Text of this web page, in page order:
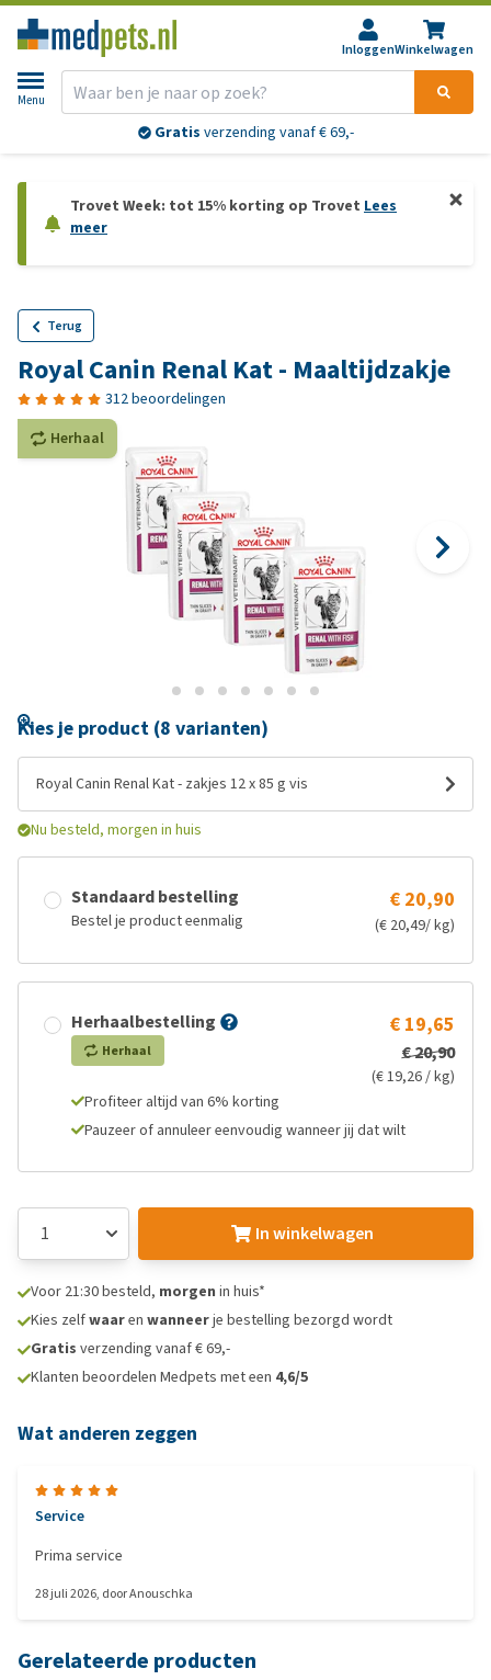
InloggenWinkelwagen
Menu
Gratis verzending vanaf € 69,-
Trovet Week: tot 15% korting op Trovet Lees
meer
Terug
Royal Canin Renal Kat - Maaltijdzakje
312 beoordelingen
Herhaal
Kies je product (8 varianten)
Royal Canin Renal Kat - zakjes 12 x 85 g vis
Nu besteld, morgen in huis
Standaard bestelling
Bestel je product eenmalig
€ 20,90
(€ 20,49/ kg)
Herhaalbestelling
Herhaal
€ 19,65
€ 20,90
(€ 19,26 / kg)
Profiteer altijd van 6% korting
Pauzeer of annuleer eenvoudig wanneer jij dat wilt
In winkelwagen
Voor 21:30 besteld, morgen in huis*
Kies zelfwaaren wanneerje bestelling bezorgd wordt
Gratis verzending vanaf € 69,-
Klanten beoordelen Medpets met een 4,6/5
Wat anderen zeggen
Service
Prima service
28 juli 2026, doorAnouschka
Gerelateerde producten